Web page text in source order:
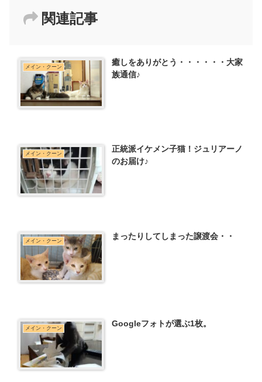
関連記事
メイン・クーン
癒しをありがとう・・・・・・大家
族通信♪
メイン・クーン
正統派イケメン子猫！ジュリアーノ
のお届け♪
メイン・クーン まったりしてしまった譲渡会・・
メイン・クーン Googleフォトが選ぶ1枚。